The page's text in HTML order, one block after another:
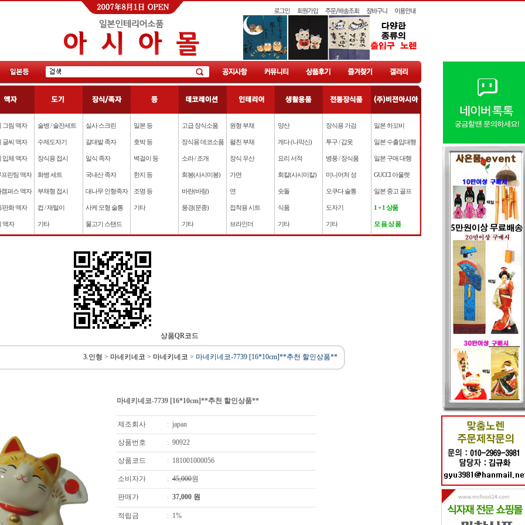
그림 액자
글씨 액자
입체 액자
린팅 액자
퍼스 액자
판화 액자
액자
술병 / 술잔세트
수제도자기
장식용 접시
화병 세트
부채형 접시
컵 / 재털이
기타
실사 스크린
갈대발 족자
일식 족자
국내산 족자
대나무 인형족자
사케 모형 술통
물고기 스탠드
일본 등
호박 등
벽걸이 등
한지 등
조명 등
기타
고급 장식소품
장식용 데코소품
소라 / 조개
회봉(사시미봉)
바란(바랑)
풍경(문종)
기타
원형 부채
펼친 부채
장식 우산
가면
연
접착용 시트
브라인더
양산
게다 (나막신)
요리 서적
회칼(사시미칼)
숫돌
식품
기타
장식용 가검
투구 / 갑옷
병풍 / 장식품
미니어처 성
오쿠다 술통
도자기
기타
일본 하꼬비
일본 수출입대행
일본 구매 대행
GUCCI 아울렛
일본 중고 골프
1 + 1 상품
모 음 상 품
상품QR코드
3.인형 > 마네키네코 > 마네키네코 > 마네키네코-7739 [16*10cm]**추천 할인상품**
마네키네코-7739 [16*10cm]**추천 할인상품**
제조회사 : japan
상품번호 : 90922
상품코드 : 181001000056
소비자가 : 45,000원
판매가 : 37,000 원
적립금 : 1%